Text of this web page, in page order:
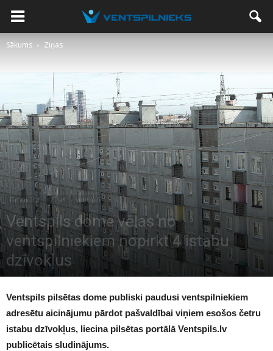
Sākums Ziņas
Pašvaldība Ziņas Ventspilī
Ventspils dome vēlas no
ventspilniekiem nopirkt 4 istabu
dzīvokļus
2106
Ventspils pilsētas dome publiski paudusi ventspilniekiem
adresētu aicinājumu pārdot pašvaldībai viņiem esošos četru
istabu dzīvokļus, liecina pilsētas portālā Ventspils.lv
publicētais sludinājums.